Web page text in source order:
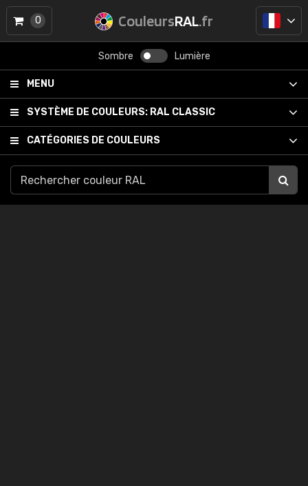
CouleursRAL.fr
Sombre Lumière
MENU
SYSTÈME DE COULEURS: RAL CLASSIC
CATÉGORIES DE COULEURS
0